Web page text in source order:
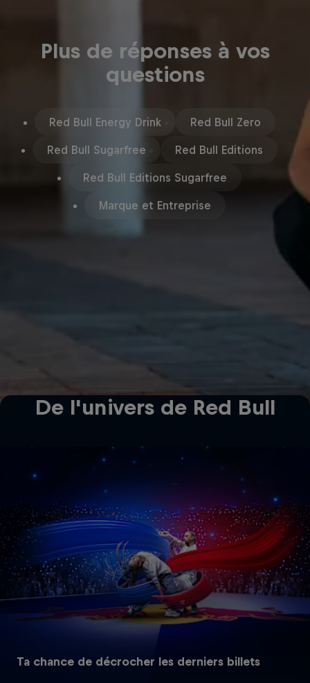
Plus de réponses à vos
questions
Red Bull Energy Drink Red Bull Zero
Red Bull Sugarfree Red Bull Editions
Red Bull Editions Sugarfree
Marque et Entreprise
De l'univers de Red Bull
Ta chance de décrocher les derniers billets